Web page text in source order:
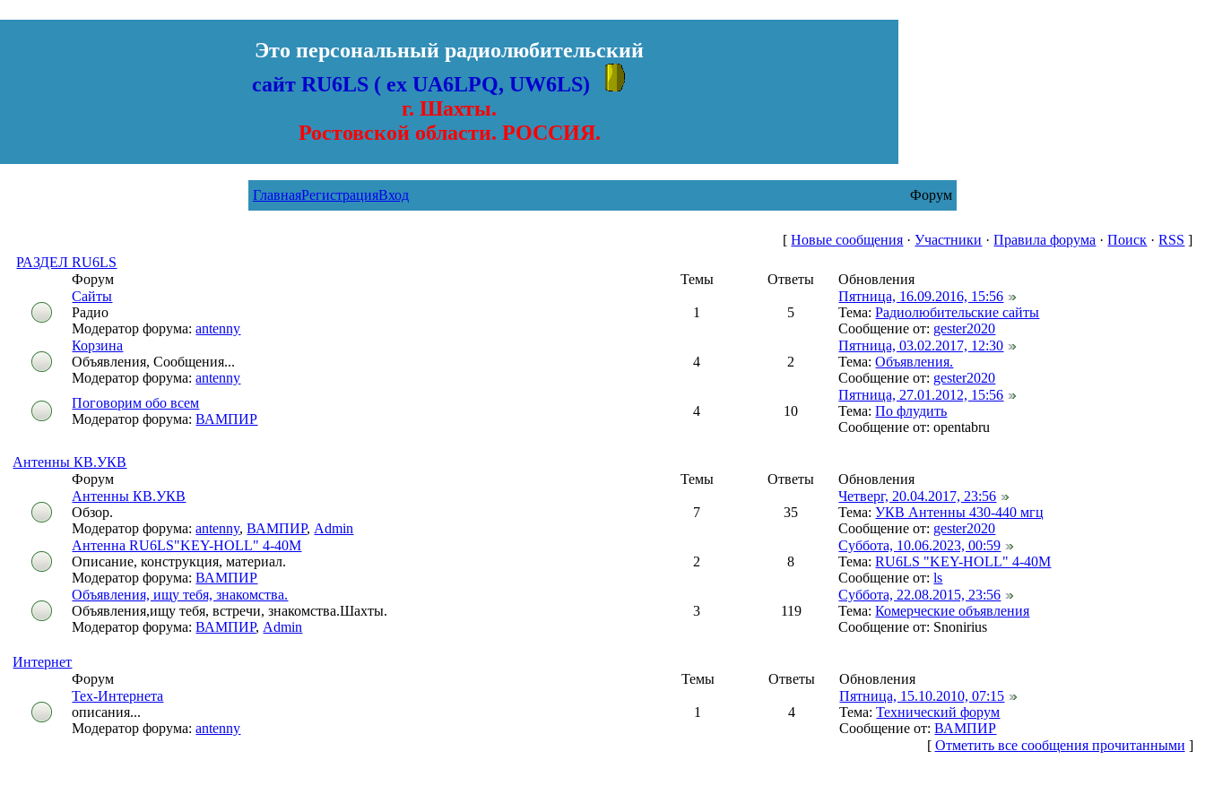
Это персональный радиолюбительский
сайт RU6LS ( ex UA6LPQ, UW6LS)
г. Шахты.
Ростовской области. РОССИЯ.
ГлавнаяРегистрацияВход Форум
[Новые сообщения ·Участники ·Правила форума ·Поиск ·RSS ]
РАЗДЕЛ RU6LS
Форум
Темы Ответы
Обновления
Сайты
Радио
Модератор форума:antenny
1 5
Пятница, 16.09.2016, 15:56
Тема:Радиолюбительские сайты
Сообщение от: gester2020
Корзина
Объявления, Сообщения...
Модератор форума:antenny
4 2
Пятница, 03.02.2017, 12:30
Тема:Объявления.
Сообщение от: gester2020
Поговорим обо всем
Модератор форума:ВАМПИР
4 10
Пятница, 27.01.2012, 15:56
Тема:По флудить
Сообщение от:opentabru
Антенны КВ.УКВ
Форум
Темы Ответы
Обновления
Антенны КВ.УКВ
Обзор.
Модератор форума:antenny,ВАМПИР, Admin
7 35
Четверг, 20.04.2017, 23:56
Тема:УКВ Антенны 430-440 мгц
Сообщение от: gester2020
Антенна RU6LS"KEY-HOLL" 4-40M
Описание, конструкция, материал.
Модератор форума:ВАМПИР
2 8
Суббота, 10.06.2023, 00:59
Тема:RU6LS "KEY-HOLL" 4-40M
Сообщение от:ls
Объявления, ищу тебя, знакомства.
Объявления,ищу тебя, встречи, знакомства.Шахты.
Модератор форума:ВАМПИР, Admin
3 119
Суббота, 22.08.2015, 23:56
Тема:Комерческие объявления
Сообщение от: Snonirius
Интернет
Форум
Темы Ответы
Обновления
Тех-Интернета
описания...
Модератор форума:antenny
1 4
Пятница, 15.10.2010, 07:15
Тема:Технический форум
Сообщение от:ВАМПИР
[ Отметить все сообщения прочитанными ]